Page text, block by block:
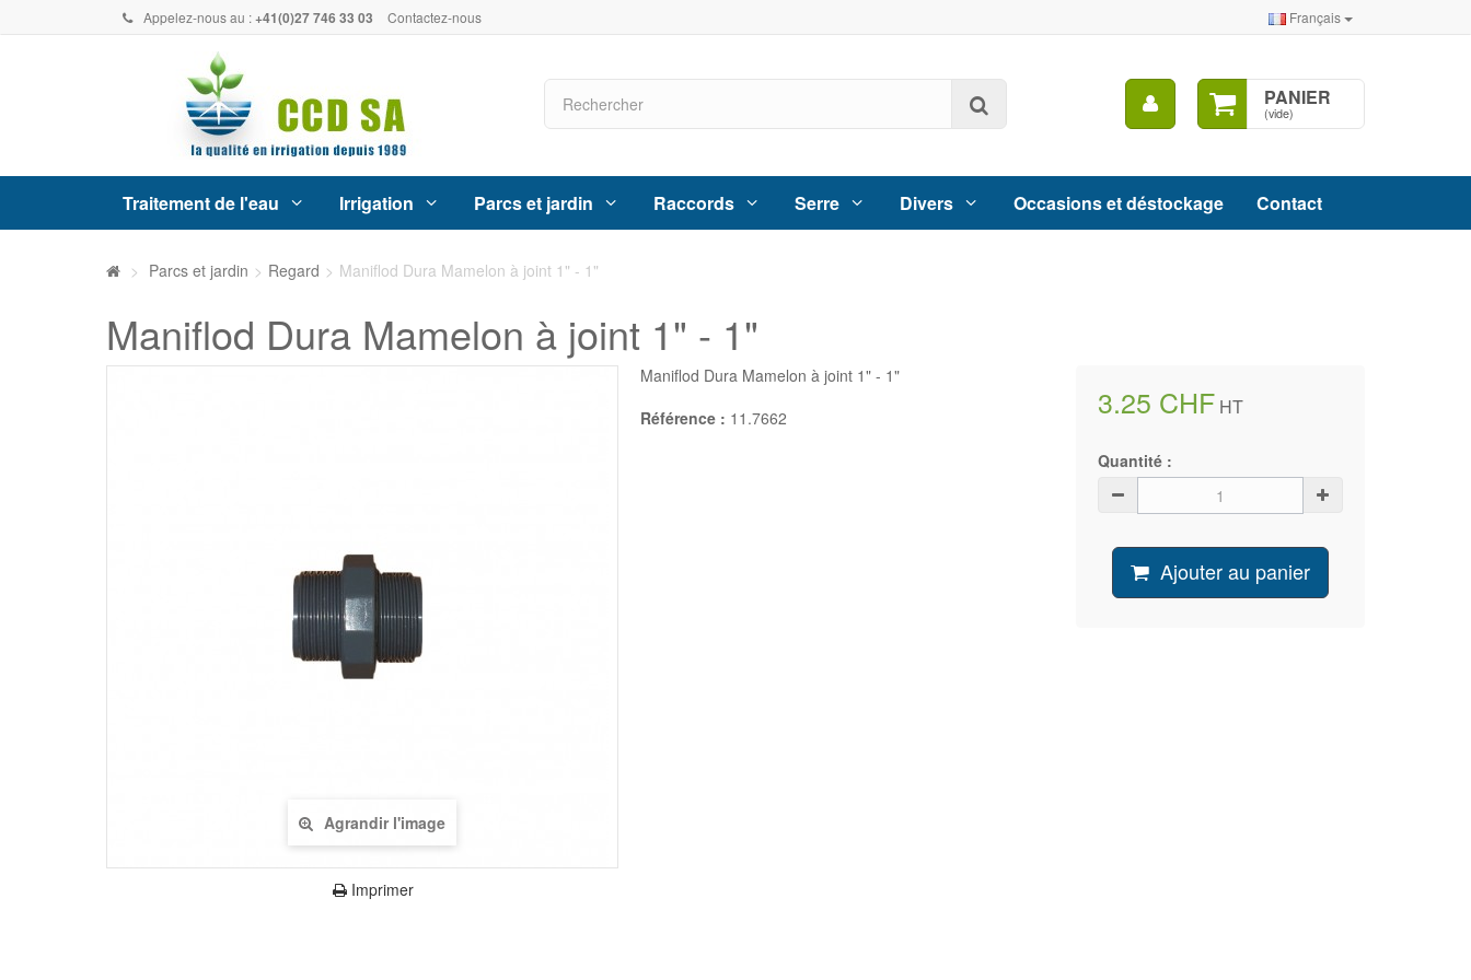
Appelez-nous au :+41(0)27 746 33 03 Contactez-nous Français
PANIER
(vide)
Mon
compte
Traitement de l'eau Irrigation Parcs et jardin Raccords Serre Divers Occasions et déstockage Contact
> Parcs et jardin > Regard > Maniflod Dura Mamelon à joint 1" - 1"
Maniflod Dura Mamelon à joint 1" - 1"
Agrandir l'image
Imprimer
3.25 CHF HT
Quantité :
Ajouter au panier
Maniflod Dura Mamelon à joint 1" - 1"
Référence : 11.7662